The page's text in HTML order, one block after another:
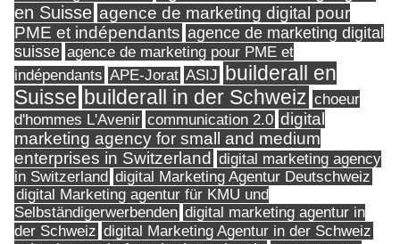
en Suisse agence de marketing digital pour
PME et indépendants agence de marketing digital
suisse agence de marketing pour PME et
indépendants APE-Jorat ASIJ builderall en
Suisse builderall in der Schweiz choeur
d'hommes L'Avenir communication 2.0 digital
marketing agency for small and medium
enterprises in Switzerland digital marketing agency
in Switzerland digital Marketing Agentur Deutschweiz
digital Marketing agentur für KMU und
Selbständigerwerbenden digital marketing agentur in
der Schweiz digital Marketing Agentur in der Schweiz